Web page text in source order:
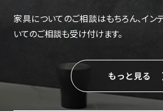
家具についてのご相談はもちろん、イン
いてのご相談も受け付けます。
もっと見る